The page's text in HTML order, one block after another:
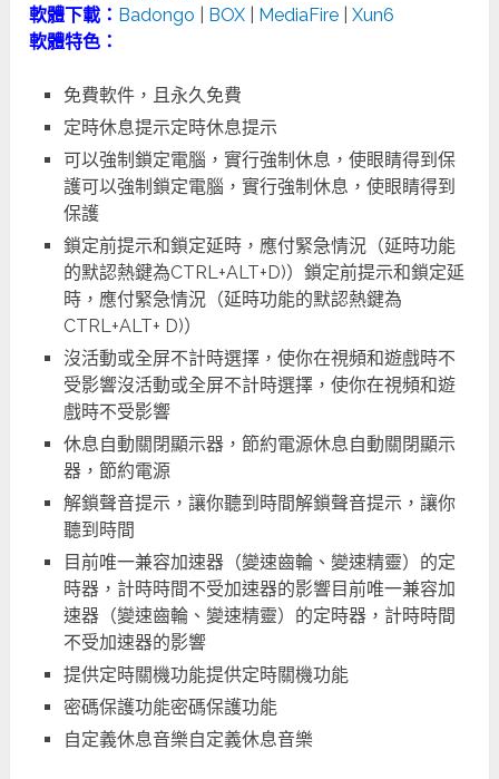
軟體下載： Badongo BOX MediaFire |Xun6
軟體特色：
免費軟件，且永久免費
定時休息提示定時休息提示
可以強制鎖定電腦，實行強制休息，使眼睛得到保
護可以強制鎖定電腦，實行強制休息，使眼睛得到
保護
鎖定前提示和鎖定延時，應付緊急情況（延時功能
的默認熱鍵為CTRL+ALT+D)）鎖定前提示和鎖定延
時，應付緊急情況（延時功能的默認熱鍵為
CTRL+ALT+ D)）
沒活動或全屏不計時選擇，使你在視頻和遊戲時不
受影響沒活動或全屏不計時選擇，使你在視頻和遊
戲時不受影響
休息自動關閉顯示器，節約電源休息自動關閉顯示
器，節約電源
解鎖聲音提示，讓你聽到時間解鎖聲音提示，讓你
聽到時間
目前唯一兼容加速器（變速齒輪、變速精靈）的定
時器，計時時間不受加速器的影響目前唯一兼容加
速器（變速齒輪、變速精靈）的定時器，計時時間
不受加速器的影響
提供定時關機功能提供定時關機功能
密碼保護功能密碼保護功能
自定義休息音樂自定義休息音樂